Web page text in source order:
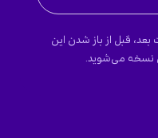
قبل از باز شدن این
نسخه می‌شوید.